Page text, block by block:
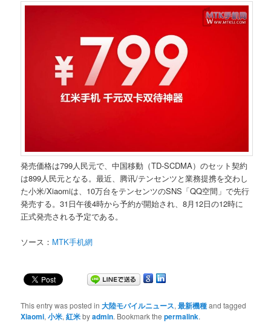
発売価格は799人民元で、中国移動（TD-SCDMA）のセット契約
は899人民元となる。最近、腾讯/テンセンツと業務提携を交わし
た小米/Xiaomiは、10万台をテンセンツのSNS「QQ空間」で先行
発売する。31日午後4時から予約が開始され、8月12日の12時に
正式発売される予定である。
ソース： MTK手机網
This entry was posted in大陸モバイルニュース,最新機種and tagged
Xiaomi,小米,紅米byadmin. Bookmark thepermalink.